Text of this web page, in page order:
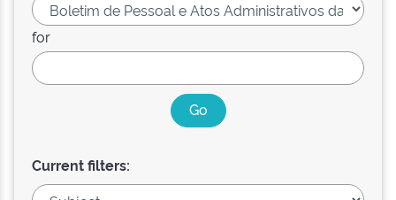
for
Current filters: